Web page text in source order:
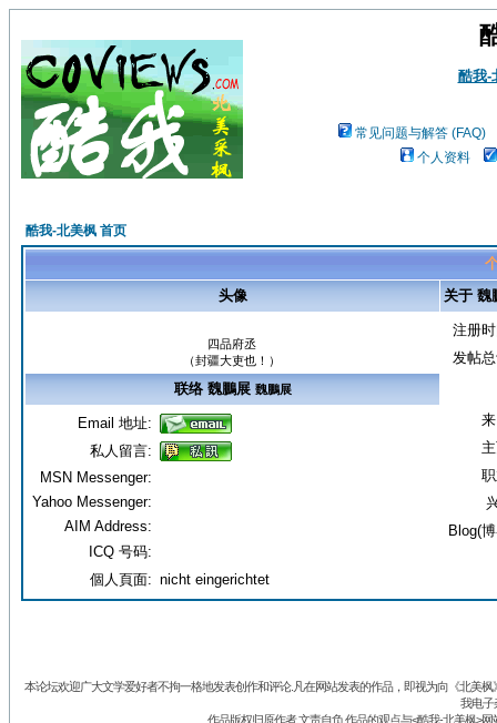
酷我-
常见问题与解答 (FAQ)
个人资料
酷我-北美枫 首页
头像
关于 魏
四品府丞
（封疆大吏也！）
注册
发帖
Blog(
联络 魏鵬展 魏鵬展
Email 地址:
私人留言:
MSN Messenger:
Yahoo Messenger:
AIM Address:
ICQ 号码:
個人頁面: nicht eingerichtet
本论坛欢迎广大文学爱好者不拘一格地发表创作和评论.凡在网站发表的作品，即视为向《北美
我电子
作品版权归原作者.文责自负.作品的观点与<酷我-北美枫>